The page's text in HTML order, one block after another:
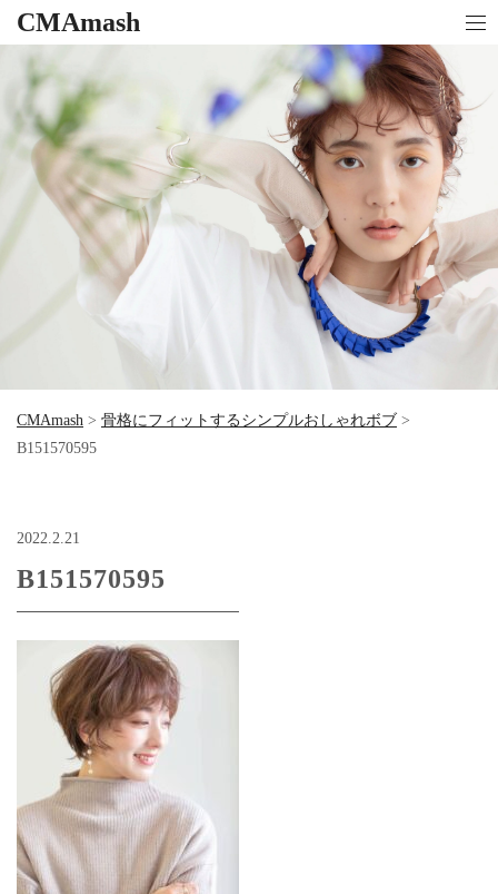
CMAmash
CMAmash > 骨格にフィットするシンプルおしゃれボブ >
B151570595
2022.2.21
B151570595